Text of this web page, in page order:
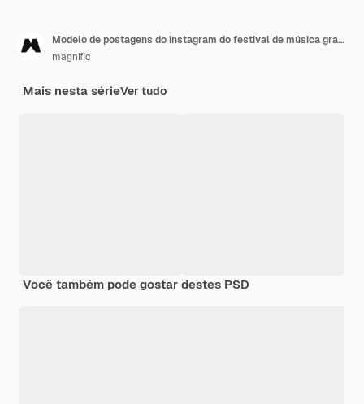
Modelo de postagens do instagram do festival de música gradiente
magnific
Mais nesta sérieVer tudo
Você também pode gostar destes PSD